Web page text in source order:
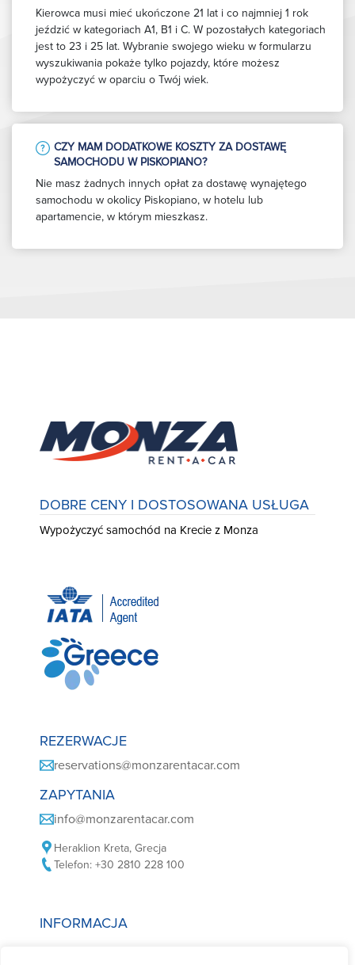
Kierowca musi mieć ukończone 21 lat i co najmniej 1 rok
jeździć w kategoriach A1, B1 i C. W pozostałych kategoriach
jest to 23 i 25 lat. Wybranie swojego wieku w formularzu
wyszukiwania pokaże tylko pojazdy, które możesz
wypożyczyć w oparciu o Twój wiek.
CZY MAM DODATKOWE KOSZTY ZA DOSTAWĘ
SAMOCHODU W PISKOPIANO?
Nie masz żadnych innych opłat za dostawę wynajętego
samochodu w okolicy Piskopiano, w hotelu lub
apartamencie, w którym mieszkasz.
DOBRE CENY I DOSTOSOWANA USŁUGA
Wypożyczyć samochód na Krecie z Monza
REZERWACJE
reservations@monzarentacar.com
ZAPYTANIA
info@monzarentacar.com
Heraklion Kreta, Grecja
Telefon: +30 2810 228 100
INFORMACJA